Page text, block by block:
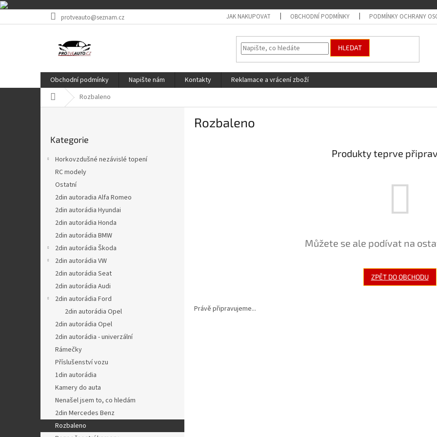
na
protveauto@seznam.cz JAK NAKUPOVAT OBCHODNÍ PODMÍNKY PODMÍNKY OCHRANY
HLEDAT
Obchodní podmínky Napište nám Kontakty
Reklamace a vrácení zboží
Domů Rozbaleno
kategorie
Kategorie
Horkovzdušné nezávislé topení
RC modely
Ostatní
2din autoradia Alfa Romeo
2din autorádia Hyundai
2din autorádia Honda
2din autorádia BMW
2din autorádia Škoda
2din autorádia VW
2din autorádia Seat
2din autorádia Audi
2din autorádia Ford
2din autorádia Opel
2din autorádia Opel
2din autorádia - univerzální
Rámečky
Příslušenství vozu
1din autorádia
Kamery do auta
Nenašel jsem to, co hledám
2din Mercedes Benz
Rozbaleno
Rozbaleno
Produkty teprve
Můžete se ale podívat na
ZPĚT DO OBCHODU
Právě připravujeme...